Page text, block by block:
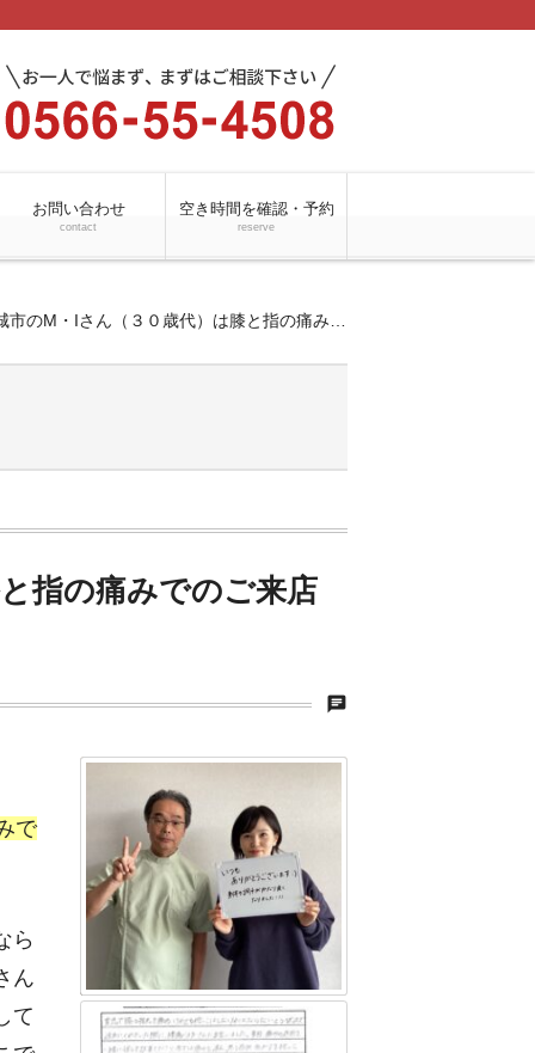
お問い合わせ
contact
空き時間を確認・予約
reserve
のM・Iさん（３０歳代）は膝と指の痛みでのご来店です
指の痛みでのご来店
chat
で
ら
ん
て